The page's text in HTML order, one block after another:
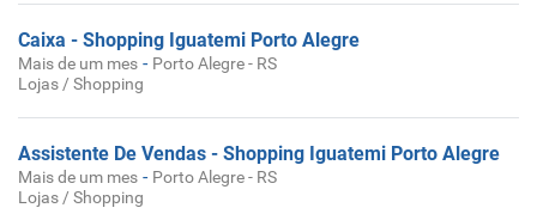
Caixa - Shopping Iguatemi Porto Alegre
Mais de um mes - Porto Alegre - RS
Lojas / Shopping
Assistente De Vendas - Shopping Iguatemi Porto Alegre
Mais de um mes - Porto Alegre - RS
Lojas / Shopping